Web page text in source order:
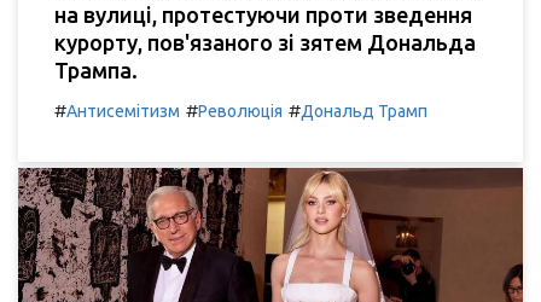
на вулиці, протестуючи проти зведення
курорту, пов'язаного зі зятем Дональда
Трампа.
#Антисемітизм #Революція #Дональд Трамп